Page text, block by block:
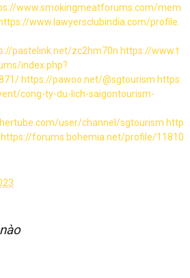
www.smokingmeatforums.com/mem
https://www.lawyersclubindia.com/profile.
pastelink.net/zc2hm70n https://www.t
index.php?
https://pawoo.net/@sgtourism https:
cong-ty-du-lich-saigontourism-
user/channel/sgtourism http
https://forums.bohemia.net/profile/11810